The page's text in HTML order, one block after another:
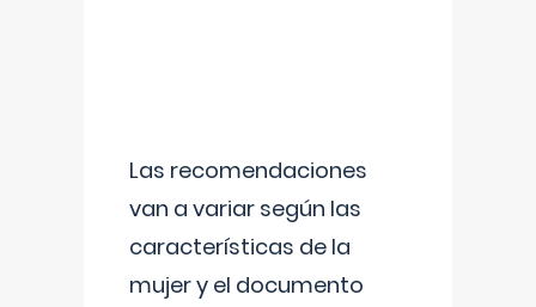
Las recomendaciones
van a variar según las
características de la
mujer y el documento